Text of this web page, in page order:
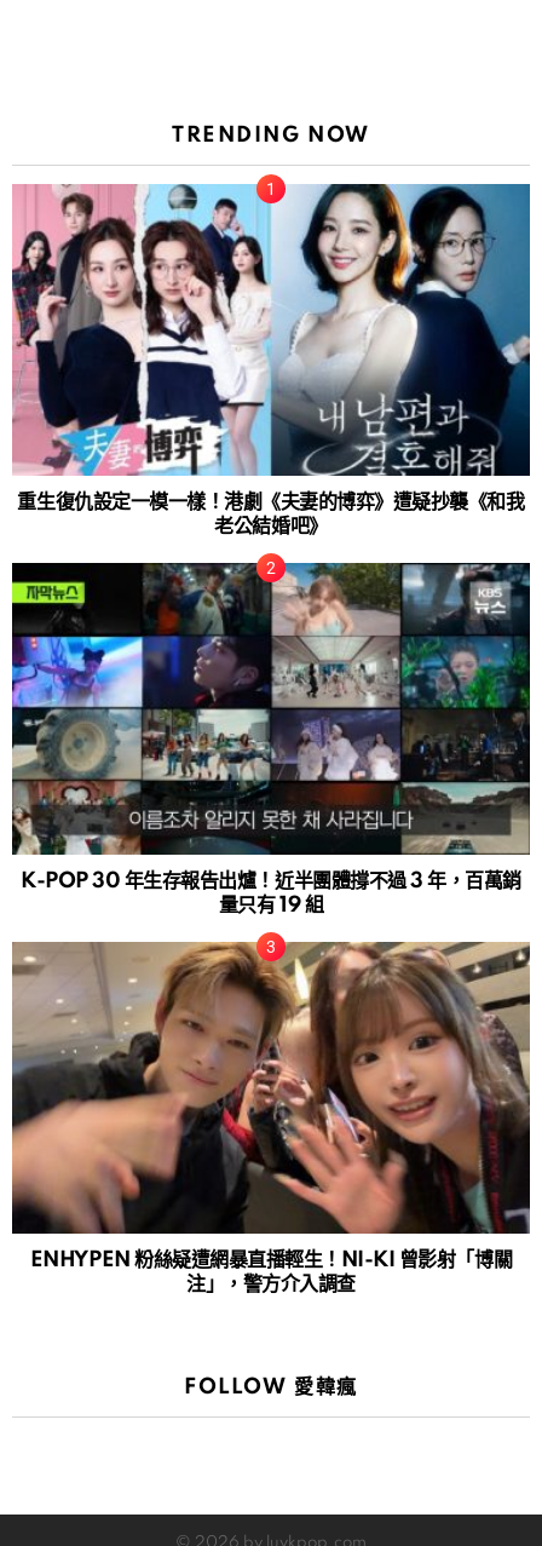
TRENDING NOW
重生復仇設定一模一樣！港劇《夫妻的博弈》遭疑抄襲《和我
老公結婚吧》
K-POP 30 年生存報告出爐！近半團體撐不過 3 年，百萬銷
量只有 19 組
ENHYPEN 粉絲疑遭網暴直播輕生！NI-KI 曾影射「博關
注」，警方介入調查
FOLLOW 愛韓瘋
© 2026 by luvkpop.com